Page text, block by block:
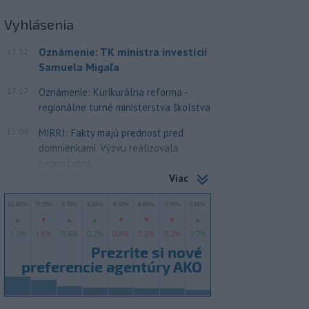
Vyhlásenia
17:32
Oznámenie: TK ministra investícií
Samuela Migaľa
17:17
Oznámenie: Kurikurálna reforma -
regionálne turné ministerstva školstva
15:09
MIRRI: Fakty majú prednosť pred
domnienkami. Výzvu realizovala
samostatná...
Viac